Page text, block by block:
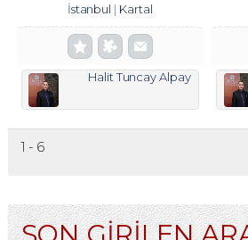
İstanbul
Kartal
Halit Tuncay Alpay
1 - 6